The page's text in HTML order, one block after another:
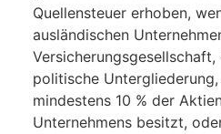
Quellensteuer erhoben,
ausländischen
politische
mindestens 10 % der
Unternehmens besitzt,